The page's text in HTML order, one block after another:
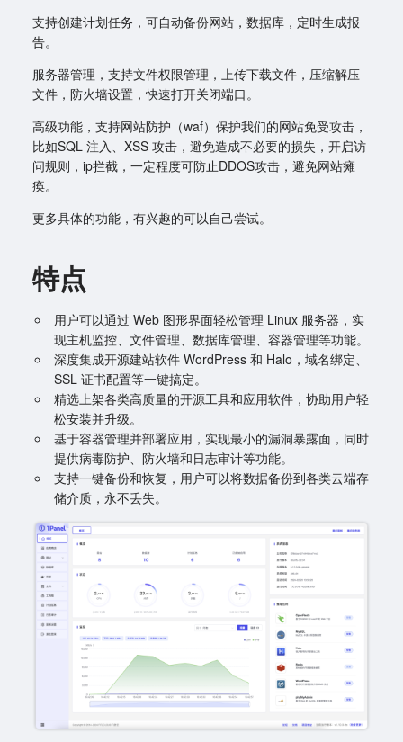
支持创建计划任务，可自动备份网站，数据库，定时生成报
告。
服务器管理，支持文件权限管理，上传下载文件，压缩解压
文件，防火墙设置，快速打开关闭端口。
高级功能，支持网站防护（waf）保护我们的网站免受攻击，
比如SQL 注入、XSS 攻击，避免造成不必要的损失，开启访
问规则，ip拦截，一定程度可防止DDOS攻击，避免网站瘫
痪。
更多具体的功能，有兴趣的可以自己尝试。
特点
用户可以通过 Web 图形界面轻松管理 Linux 服务器，实
现主机监控、文件管理、数据库管理、容器管理等功能。
深度集成开源建站软件 WordPress 和 Halo，域名绑定、
SSL 证书配置等一键搞定。
精选上架各类高质量的开源工具和应用软件，协助用户轻
松安装并升级。
基于容器管理并部署应用，实现最小的漏洞暴露面，同时
提供病毒防护、防火墙和日志审计等功能。
支持一键备份和恢复，用户可以将数据备份到各类云端存
储介质，永不丢失。